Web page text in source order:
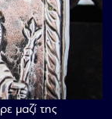
μαζί της